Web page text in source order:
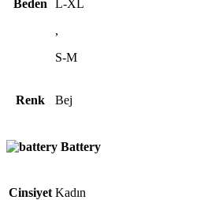
Beden
L-XL
,
S-M
Renk Bej
Battery
Cinsiyet Kadın